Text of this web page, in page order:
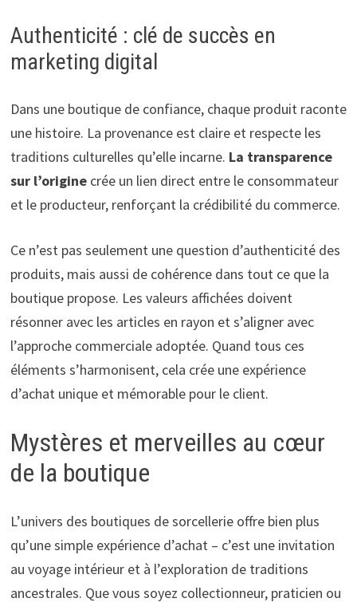
Authenticité : clé de succès en
marketing digital
Dans une boutique de confiance, chaque produit raconte
une histoire. La provenance est claire et respecte les
traditions culturelles qu’elle incarne. La transparence
sur l’originecrée un lien direct entre le consommateur
et le producteur, renforçant la crédibilité du commerce.
Ce n’est pas seulement une question d’authenticité des
produits, mais aussi de cohérence dans tout ce que la
boutique propose. Les valeurs affichées doivent
résonner avec les articles en rayon et s’aligner avec
l’approche commerciale adoptée. Quand tous ces
éléments s’harmonisent, cela crée une expérience
d’achat unique et mémorable pour le client.
Mystères et merveilles au cœur
de la boutique
L’univers des boutiques de sorcellerie offre bien plus
qu’une simple expérience d’achat – c’est une invitation
au voyage intérieur et à l’exploration de traditions
ancestrales. Que vous soyez collectionneur, praticien ou